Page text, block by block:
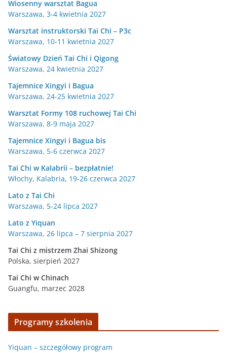
Wiosenny warsztat Bagua
Warszawa, 3-4 kwietnia 2027
Warsztat instruktorski Tai Chi – P3c
Warszawa, 10-11 kwietnia 2027
Światowy Dzień Tai Chi i Qigong
Warszawa, 24 kwietnia 2027
Tajemnice Xingyi i Bagua
Warszawa, 24-25 kwietnia 2027
Warsztat Formy 108 ruchowej Tai Chi
Warszawa, 8-9 maja 2027
Tajemnice Xingyi i Bagua bis
Warszawa, 5-6 czerwca 2027
Tai Chi w Kalabrii – bezpłatnie!
Włochy, Kalabria, 19-26 czerwca 2027
Lato z Tai Chi
Warszawa, 5-24 lipca 2027
Lato z Yiquan
Warszawa, 26 lipca – 7 sierpnia 2027
Tai Chi z mistrzem Zhai Shizong
Polska, sierpień 2027
Tai Chi wChinach
Guangfu, marzec 2028
Programy szkolenia
Yiquan – szczegółowy program